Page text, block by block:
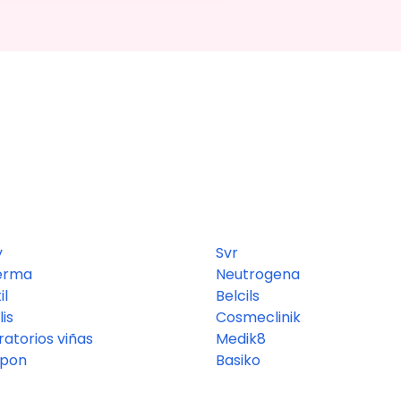
viñas
Svr
Neutrogena
Belcils
Cosmeclinik
Medik8
Basiko